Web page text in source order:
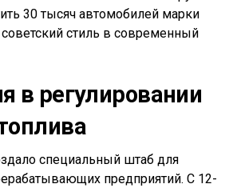
30 тысяч автомобилей марки
стиль в современный
в регулировании
специальный штаб для
предприятий. С 12-